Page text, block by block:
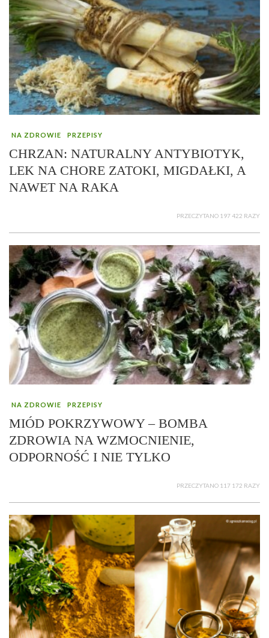
NA ZDROWIE PRZEPISY
CHRZAN: NATURALNY ANTYBIOTYK,
LEK NA CHORE ZATOKI, MIGDAŁKI, A
NAWET NA RAKA
PRZECZYTANO 197 422 RAZY
NA ZDROWIE PRZEPISY
MIÓD POKRZYWOWY – BOMBA
ZDROWIA NA WZMOCNIENIE,
ODPORNOŚĆ I NIE TYLKO
PRZECZYTANO 117 172 RAZY